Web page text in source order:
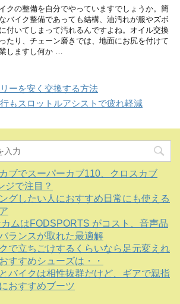
クの整備を自分でやっていますでしょうか。簡
バイク整備であっても結構、油汚れが服やズボ
付いてしまって汚れるんですよね。オイル交換
たり、チェーン磨きでは、地面にお尻を付けて
しますし何か …
ーを安く交換する方法
もスロットルアシストで疲れ軽減
ブでスーパーカブ110、クロスカブ
ジで注目？
グしたい人におすすめ日常にも使える
ムはFODSPORTS がコスト、音声品
ランスが取れた最適解
で立ちごけするくらいなら足元変えれ
すすめシューズは・・
バイクは相性抜群だけど、ギアで親指
おすすめブーツ